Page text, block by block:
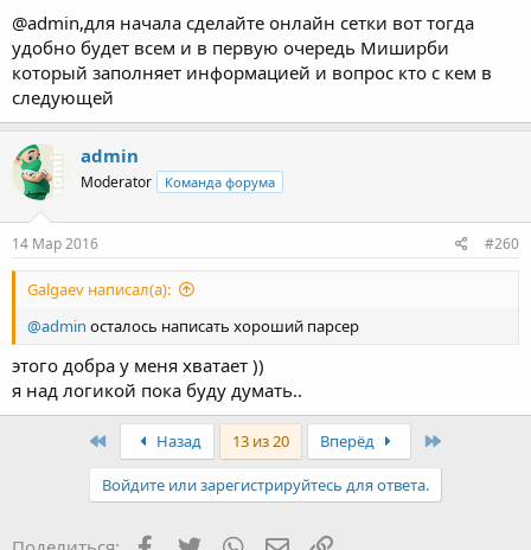
@admin,для начала сделайте онлайн сетки вот тогда
удобно будет всем и в первую очередь Миширби
который заполняет информацией и вопрос кто с кем в
следующей
admin
Moderator Команда форума
14 Мар 2016 #260
Galgaev написал(а):
@admin осталось написать хороший парсер
этого добра у меня хватает ))
я над логикой пока буду думать..
Назад 13 из 20 Вперёд
Войдите или зарегистрируйтесь для ответа.
Facebook
Twitter WhatsAppЭлектронная почта